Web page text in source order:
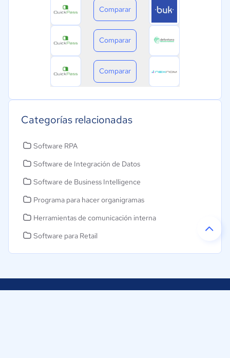
Comparar
Comparar
Comparar
Categorías relacionadas
Software RPA
Software de Integración de Datos
Software de Business Intelligence
Programa para hacer organigramas
Herramientas de comunicación interna
Software para Retail